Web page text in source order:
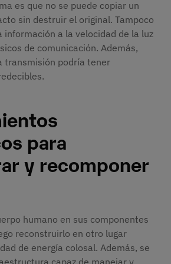
es que no se puede copiar un
sin destruir el original. Tampoco
información a la velocidad de la luz
de comunicación. Además,
transmisión podría tener
para
y recomponer
humano en sus componentes
reconstruirlo en otro lugar
de energía colosal. Además, se